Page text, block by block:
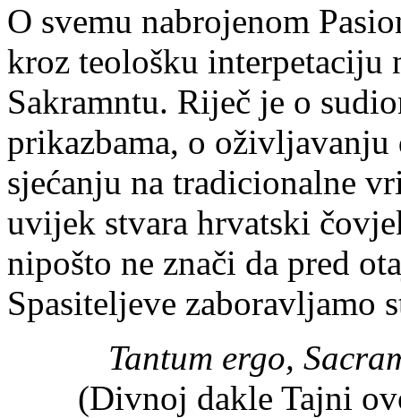
O svemu nabrojenom
kroz teološku interpetaciju
Sakramntu. Riječ je o
prikazbama, o
sjećanju na tradicionalne
uvijek stvara hrvatski
nipošto ne znači da pred
Spasiteljeve zaboravljamo
Tantum ergo,
(Divnoj dakle Tajni